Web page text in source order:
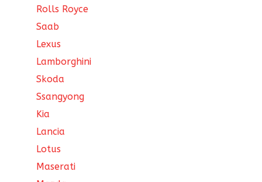
Rolls Royce
Saab
Lexus
Lamborghini
Skoda
Ssangyong
Kia
Lancia
Lotus
Maserati